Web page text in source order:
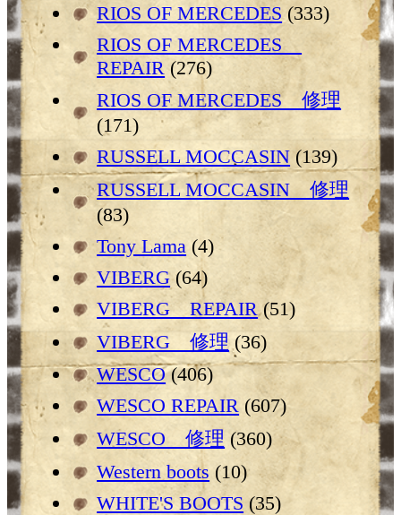
RIOS OF MERCEDES (333)
RIOS OF MERCEDES
REPAIR (276)
RIOS OF MERCEDES 修理
(171)
RUSSELL MOCCASIN(139)
RUSSELL MOCCASIN 修理
(83)
Tony Lama (4)
VIBERG(64)
VIBERG REPAIR(51)
VIBERG 修理(36)
WESCO(406)
WESCO REPAIR (607)
WESCO 修理 (360)
Western boots (10)
WHITE'S BOOTS (35)